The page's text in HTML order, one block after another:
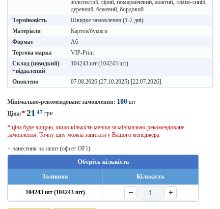
золотистий, сірий, помаранчевий, жовтий, темно-синій,
деревний, бежевий, бордовий
Терміновість
Швидке замовлення (1-2 дні)
Матеріали
Картон/бумага
Формат
A6
Торгова марка
VIP-Print
Склад (швидкий)
+віддалений
104243 шт (104243 шт)
Оновлено 07.08.2026 (27.10.2025) [22.07.2026]
Мінімально-рекомендоване замовлення: 100 шт
Ціна:* 21 47 грн
* ціна буде вищою, якщо кількість менша за мінімально-рекомендоване
замовлення. Точну ціну можна запитати у Вашого менеджера.
+ нанесення на запит (офсет OF1)
Оберіть кількість
Залишок
Кількість
104243 шт (104243 шт) − +